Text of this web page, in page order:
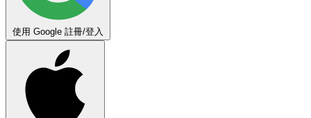
使用 Google 註冊/登入